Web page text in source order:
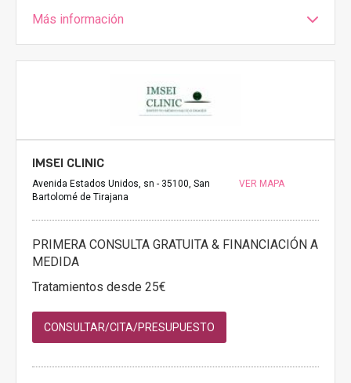
Más información
IMSEI CLINIC
Avenida Estados Unidos, sn - 35100, San
Bartolomé de Tirajana
VER MAPA
PRIMERA CONSULTA GRATUITA & FINANCIACIÓN A
MEDIDA
Tratamientos desde 25€
CONSULTAR/CITA/PRESUPUESTO